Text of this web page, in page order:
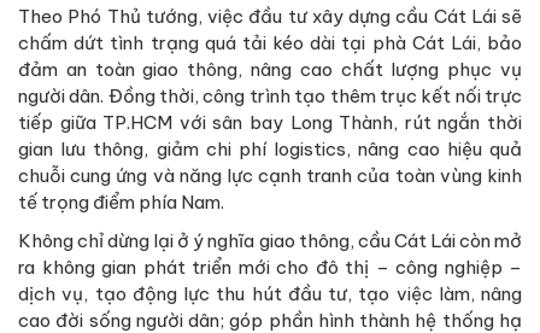
Theo Phó Thủ tướng, việc đầu tư xây dựng cầu Cát Lái sẽ
chấm dứt tình trạng quá tải kéo dài tại phà Cát Lái, bảo
đảm an toàn giao thông, nâng cao chất lượng phục vụ
người dân. Đồng thời, công trình tạo thêm trục kết nối trực
tiếp giữa TP.HCM với sân bay Long Thành, rút ngắn thời
gian lưu thông, giảm chi phí logistics, nâng cao hiệu quả
chuỗi cung ứng và năng lực cạnh tranh của toàn vùng kinh
tế trọng điểm phía Nam.
Không chỉ dừng lại ở ý nghĩa giao thông, cầu Cát Lái còn mở
ra không gian phát triển mới cho đô thị – công nghiệp –
dịch vụ, tạo động lực thu hút đầu tư, tạo việc làm, nâng
cao đời sống người dân; góp phần hình thành hệ thống hạ